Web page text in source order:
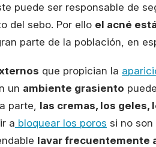
puede ser responsable de
del sebo. Por ello el acné
parte de la población, en
que propician la
un ambiente grasiento
parte, las cremas, los geles,
a bloquear los poros si no
lavar frecuentemente